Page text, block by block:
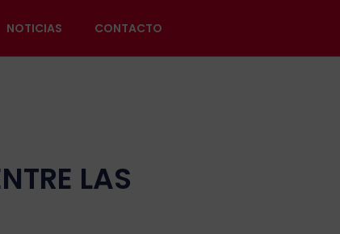
NOTICIAS CONTACTO
LAS